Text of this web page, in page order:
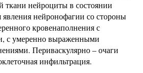
ткани нейроциты в состоянии
нейронофагии со стороны
кровенаполнения с
с умеренно выраженными
Периваскулярно – очаги
инфильтрация.